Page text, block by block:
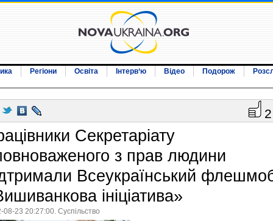
Регіони Освіта Інтерв‘ю Відео Подорож
2
Секретаріату
з прав людини
Всеукраїнський
ініціатива»
08-23 20:27:00. Суспільство